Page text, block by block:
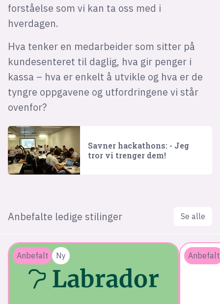
forståelse som vi kan ta oss med i
hverdagen.
Hva tenker en medarbeider som sitter på
kundesenteret til daglig, hva gir penger i
kassa – hva er enkelt å utvikle og hva er de
tyngre oppgavene og utfordringene vi står
ovenfor?
Savner hackathons: - Jeg
tror vi trenger dem!
Anbefalte ledige stilinger Se alle
Anbefalt Ny Anbefalt